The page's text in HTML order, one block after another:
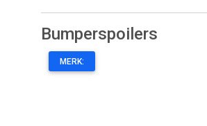
Bumperspoilers
MERK: